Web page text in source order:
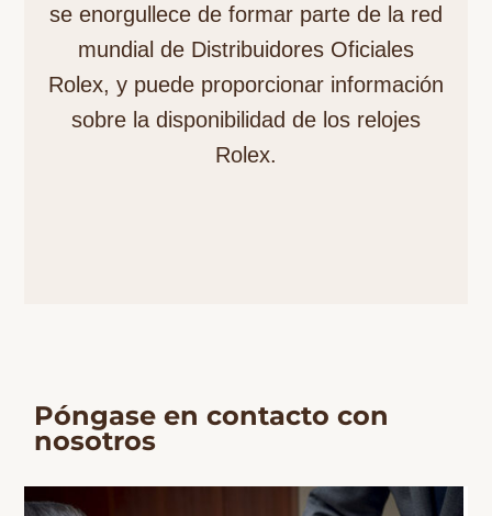
se enorgullece de formar parte de la red
mundial de Distribuidores Oficiales
Rolex, y puede proporcionar información
sobre la disponibilidad de los relojes
Rolex.
Póngase en contacto con
nosotros